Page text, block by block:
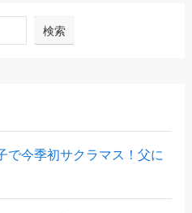
検索
で今季初サクラマス！父に